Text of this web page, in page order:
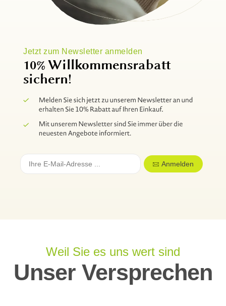
Jetzt zum Newsletter anmelden
10% Willkommensrabatt
sichern!
Anmelden
Weil Sie es uns wert sind
Unser Versprechen